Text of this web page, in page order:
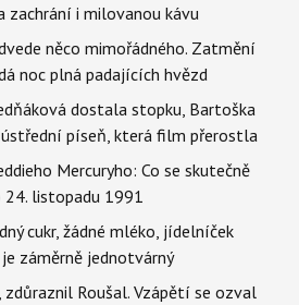
zachrání i milovanou kávu
něco mimořádného. Zatmění
noc plná padajících hvězd
dostala stopku, Bartoška
píseň, která film přerostla
Mercuryho: Co se skutečně
24. listopadu 1991
cukr, žádné mléko, jídelníček
záměrně jednotvárný
zdůraznil Roušal. Vzápětí se ozval